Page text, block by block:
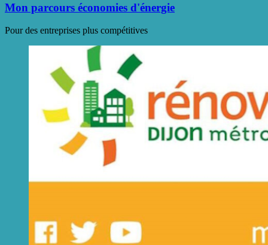
Mon parcours économies d'énergie
Pour des entreprises plus compétitives